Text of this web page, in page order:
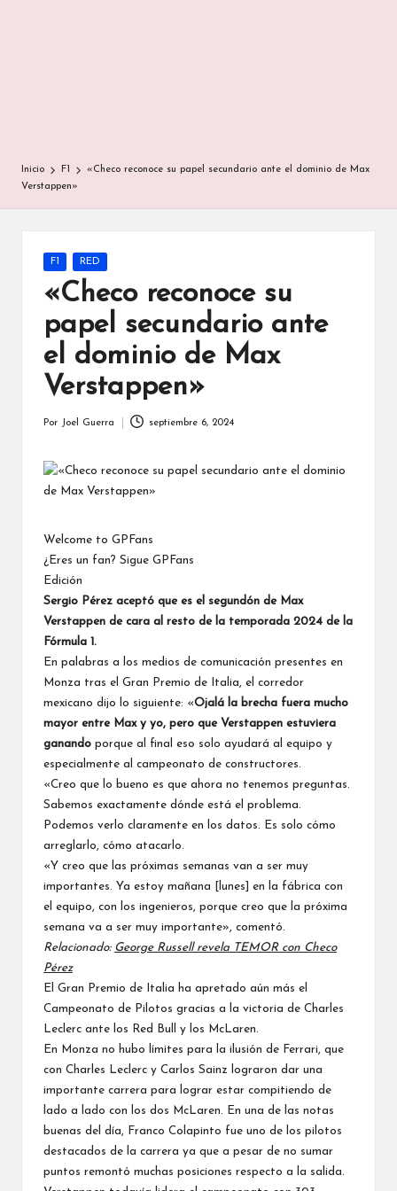
Inicio F1
«Checo reconoce su papel secundario ante el dominio de Max
Verstappen»
Publicada
F1 RED
«Checo reconoce su
papel secundario ante
el dominio de Max
Verstappen»
Por Joel Guerra septiembre 6, 2024
Welcome to GPFans
¿Eres un fan? Sigue GPFans
Edición
Sergio Pérez aceptó que es el segundón de Max
Verstappen de cara al resto de la temporada 2024 de la
Fórmula 1.
En palabras a los medios de comunicación presentes en
Monza tras el Gran Premio de Italia, el corredor
mexicano dijo lo siguiente: «Ojalá la brecha fuera mucho
mayor entre Max y yo, pero que Verstappen estuviera
ganando porque al final eso solo ayudará al equipo y
especialmente al campeonato de constructores.
«Creo que lo bueno es que ahora no tenemos preguntas.
Sabemos exactamente dónde está el problema.
Podemos verlo claramente en los datos. Es solo cómo
arreglarlo, cómo atacarlo.
«Y creo que las próximas semanas van a ser muy
importantes. Ya estoy mañana [lunes] en la fábrica con
el equipo, con los ingenieros, porque creo que la próxima
semana va a ser muy importante», comentó.
Relacionado: George Russell revela TEMOR con Checo
Pérez
El Gran Premio de Italia ha apretado aún más el
Campeonato de Pilotos gracias a la victoria de Charles
Leclerc ante los Red Bull y los McLaren.
En Monza no hubo límites para la ilusión de Ferrari , que
con Charles Leclerc y Carlos Sainz lograron dar una
importante carrera para lograr estar compitiendo de
lado a lado con los dos
McLaren . En una de las notas
buenas del día, Franco Colapinto fue uno de los pilotos
destacados de la carrera ya que a pesar de no sumar
puntos remontó muchas posiciones respecto a la salida.